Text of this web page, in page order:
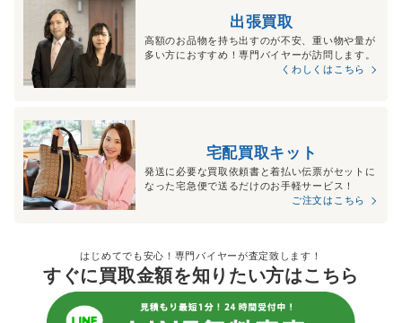
出張買取
高額のお品物を持ち出すのが不安、重い物や量が
多い方におすすめ！専門バイヤーが訪問します。
くわしくはこちら
宅配買取キット
発送に必要な買取依頼書と着払い伝票がセットに
なった宅急便で送るだけのお手軽サービス！
ご注文はこちら
はじめてでも安心！専門バイヤーが査定致します！
すぐに買取金額を知りたい方はこちら